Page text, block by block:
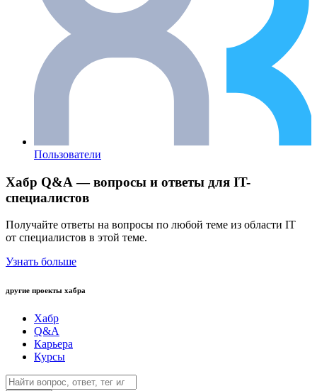
Пользователи
Хабр Q&A — вопросы и ответы для IT-
специалистов
Получайте ответы на вопросы по любой теме из области IT
от специалистов в этой теме.
Узнать больше
другие проекты хабра
Хабр
Q&A
Карьера
Курсы